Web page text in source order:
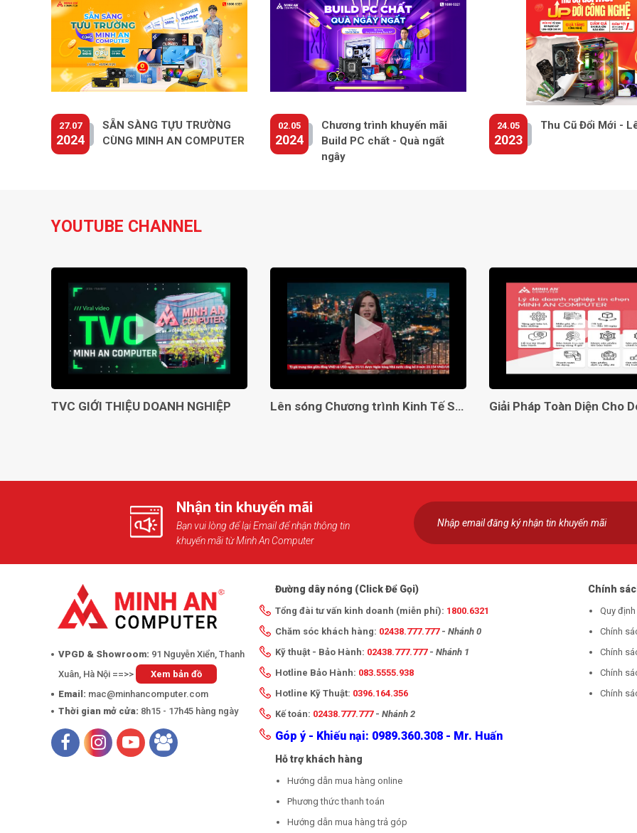
27.07
2024
SẴN SÀNG TỰU TRƯỜNG
CÙNG MINH AN COMPUTER
02.05
2024
Chương trình khuyến mãi
Build PC chất - Quà ngất
ngây
24.05
2023
Thu Cũ Đổi Mới -
YOUTUBE CHANNEL
TVC GIỚI THIỆU DOANH NGHIỆP Lên sóng Chương trình Kinh Tế Số VTC2
Nhận tin khuyến mãi
Bạn vui lòng để lại Email để nhận thông tin
khuyến mãi từ Minh An Computer
VPGD & Showroom: 91 Nguyễn Xiển, Thanh
Xuân, Hà Nội ==>>
Xem bản đồ
Email: mac@minhancomputer.com
Thời gian mở cửa: 8h15 - 17h45 hàng ngày
Đường dây nóng (Click Để Gọi)
Tổng đài tư vấn kinh doanh (miễn phí): 1800.6321
Chăm sóc khách hàng: 02438.777.777- Nhánh 0
Kỹ thuật - Bảo Hành: 02438.777.777- Nhánh 1
Hotline Bảo Hành: 083.5555.938
Hotline Kỹ Thuật: 0396.164.356
Kế toán: 02438.777.777- Nhánh 2
Góp ý - Khiếu nại: 0989.360.308 - Mr. Huấn
Chính
Quy
Chính
Chính
Chính
Chính
Hỗ trợ khách hàng
Hướng dẫn mua hàng online
Phương thức thanh toán
Hướng dẫn mua hàng trả góp